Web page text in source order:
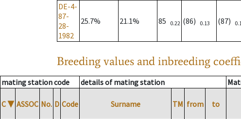
DE-4-
87-
28-
1982
25.7% 21.1% 85 0.22 (86) 0.13 (87)
Breeding values and inbreeding
mating station code details of mating station
C ▼ ASSOC No. D Code Surname TM from to